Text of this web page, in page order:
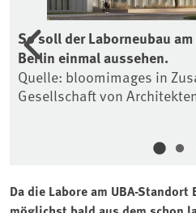
So soll der Laborneubau
Berlin einmal aussehen.
Quelle: bloomimages in
Gesellschaft von
Vorherige
Da die Labore am UBA-